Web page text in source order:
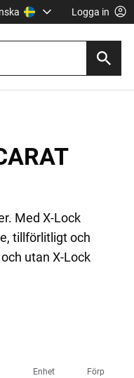
Logga in
Med X-Lock
tillförlitligt och
utan X-Lock
Enhet
Förp